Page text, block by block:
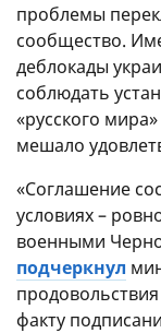
проблемы
сообщество.
деблокады
соблюдать
«русского
мешало
«Соглашение
условиях –
военными
подчеркнул
факту